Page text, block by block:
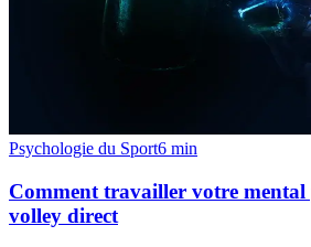
Psychologie du Sport6 min
Comment travailler votre mental
volley direct